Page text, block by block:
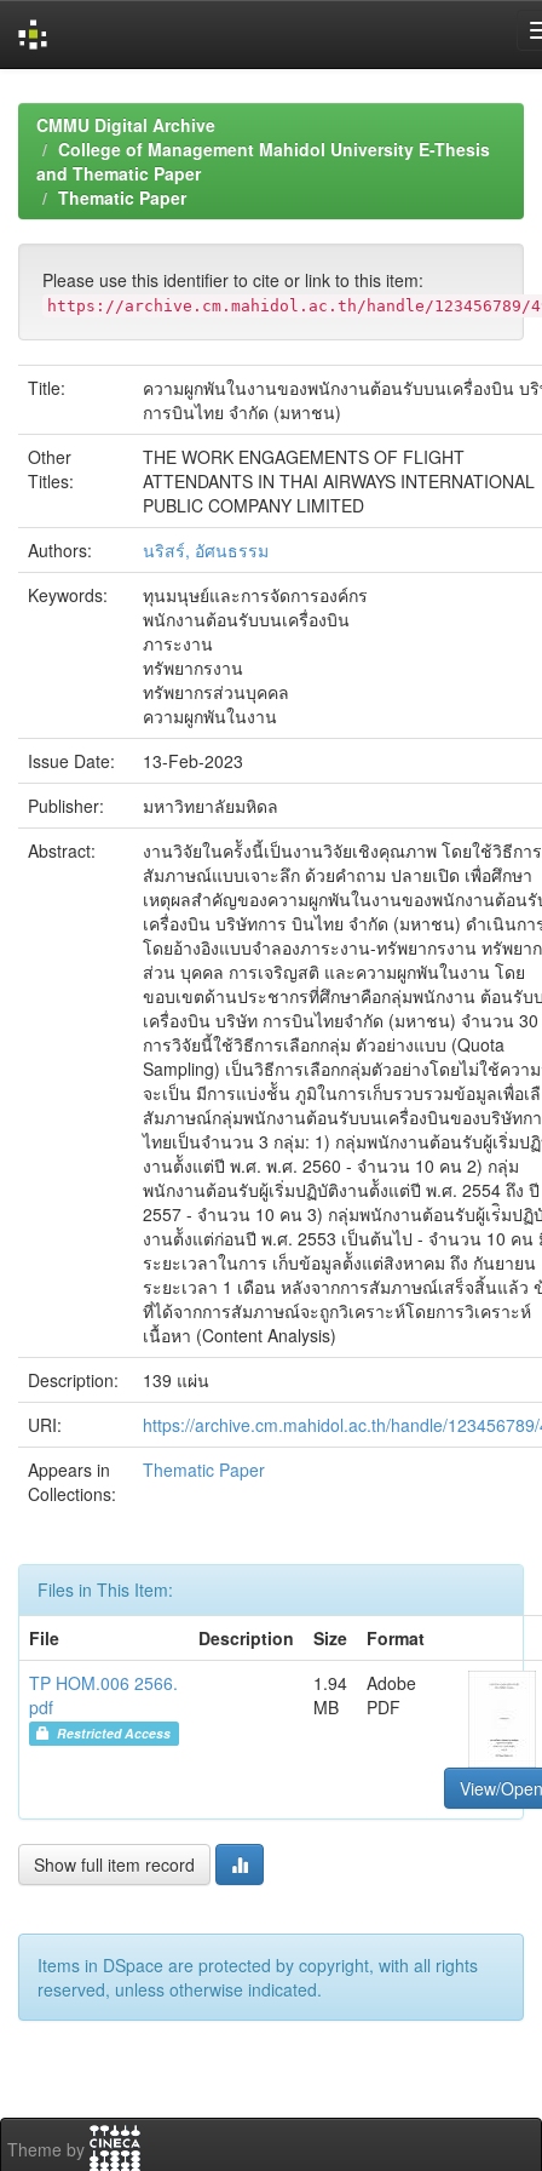
navigationCMMU Digital Archive
College of Management Mahidol University E-Thesis
and Thematic Paper
Thematic Paper
Please use this identifier to cite or link to this item:
https://archive.cm.mahidol.ac.th/handle/123456789/
Title:
ความผูกพันในงานของพนักงานต้อนรับบนเครื่องบิน บ
การบินไทย จำกัด (มหาชน)
Other
Titles:
THE WORK ENGAGEMENTS OF FLIGHT
ATTENDANTS IN THAI AIRWAYS INTERNATIONAL
PUBLIC COMPANY LIMITED
Authors:
นริสร์, อัศนธรรม
Keywords:
ทุนมนุษย์และการจัดการองค์กร
พนักงานต้อนรับบนเครื่องบิน
ภาระงาน
ทรัพยากรงาน
ทรัพยากรส่วนบุคคล
ความผูกพันในงาน
Issue Date:
13-Feb-2023
Publisher:
มหาวิทยาลัยมหิดล
Abstract:
งานวิจัยในคร้ังนี้เป็นงานวิจัยเชิงคุณภาพ โดยใช้วิธีการ
สัมภาษณ์แบบเจาะลึก ด้วยคำถาม ปลายเปิด เพื่อศึกษา
เหตุผลสำคัญของความผูกพันในงานของพนักงานต้อน
เครื่องบิน บริษัทการ บินไทย จำกัด (มหาชน) ดำเนินกา
โดยอ้างอิงแบบจำลองภาระงาน-ทรัพยากรงาน ทรัพยา
ส่วน บุคคล การเจริญสติ และความผูกพันในงาน โดย
ขอบเขตด้านประชากรที่ศึกษาคือกลุ่มพนักงาน ต้อนรับ
เครื่องบิน บริษัท การบินไทยจำกัด (มหาชน) จำนวน
การวิจัยนี้ใช้วิธีการเลือกกลุ่ม ตัวอย่างแบบ (Quota
Sampling) เป็นวิธีการเลือกกลุ่มตัวอย่างโดยไม่ใช้ควา
จะเป็น มีการแบ่งช้ัน ภูมิในการเก็บรวบรวมข้อมูลเพื่อเ
สัมภาษณ์กลุ่มพนักงานต้อนรับบนเครื่องบินของบริษัทก
ไทยเป็นจำนวน 3 กลุ่ม: 1) กลุ่มพนักงานต้อนรับผู้เริ่มป
งานต้ังแต่ปี พ.ศ. พ.ศ. 2560 - จำนวน 10 คน 2) กลุ่ม
พนักงานต้อนรับผู้เริ่มปฏิบัติงานต้ังแต่ปี พ.ศ. 2554 ถึง
2557 - จำนวน 10 คน 3) กลุ่มพนักงานต้อนรับผู้เร่ิมปฏิ
งานต้ังแต่ก่อนปี พ.ศ. 2553 เป็นต้นไป - จำนวน 10 คน
ระยะเวลาในการ เก็บข้อมูลต้ังแต่สิงหาคม ถึง กันยายน
ระยะเวลา 1 เดือน หลังจากการสัมภาษณ์เสร็จสิ้นแล้ว
ที่ได้จากการสัมภาษณ์จะถูกวิเคราะห์โดยการวิเคราะห์
เนื้อหา (Content Analysis)
Description:
139 แผ่น
URI:
https://archive.cm.mahidol.ac.th/handle/
Appears in
Collections:
Thematic Paper
Files in This Item:
File
Description Size
Format
TP HOM.006 2566.
pdf
Restricted Access
1.94
MB
Adobe
PDF
View/Open
Show full item record
Items in DSpace are protected by copyright, with all rights
reserved, unless otherwise indicated.
Theme by